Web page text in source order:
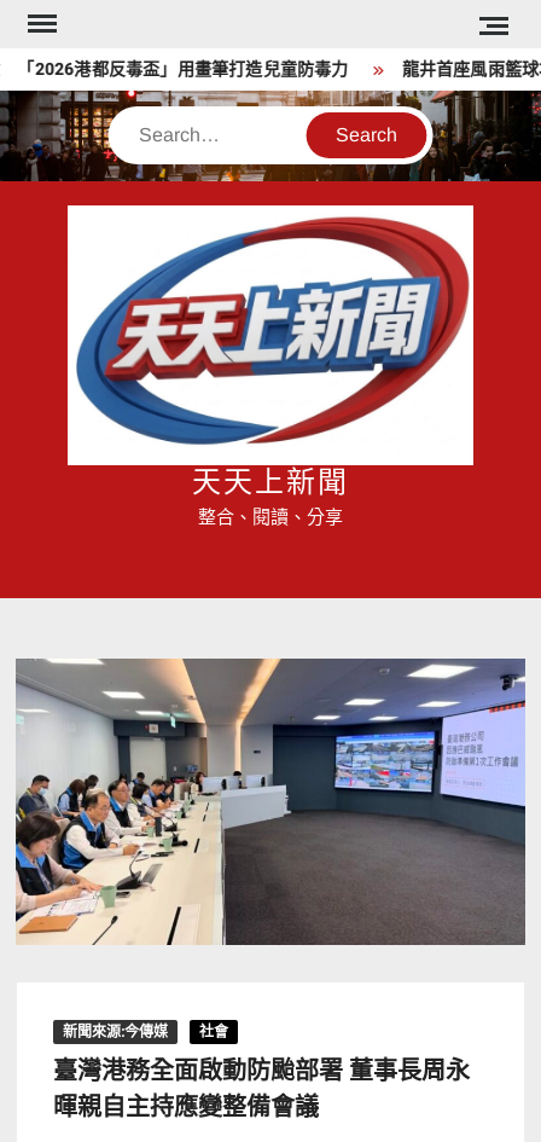
Skip
content港都反毒盃」用畫筆打造兒童防毒力 龍井首座風雨籃球場
Search
天天上新聞
整合、閱讀、分享
新聞來源:今傳媒 社會
臺灣港務全面啟動防颱部署 董事長周永
暉親自主持應變整備會議